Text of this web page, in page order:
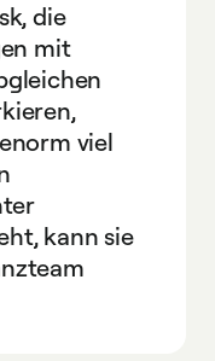
die
mit
viel
kann sie